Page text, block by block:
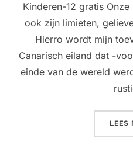
Kinderen-12 gratis
ook zijn limieten,
Hierro wordt mijn
Canarisch eiland dat -
einde van de wereld
LEES